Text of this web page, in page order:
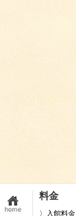
料金
〉入館料金